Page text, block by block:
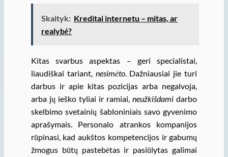
Skaityk: Kreditai internetu – mitas, ar
realybė?
Kitas svarbus aspektas – geri specialistai,
liaudiškai tariant, nesimėto. Dažniausiai jie turi
darbus ir apie kitas pozicijas arba negalvoja,
arba jų ieško tyliai ir ramiai,neužkišdamidarbo
skelbimo svetainių šabloniniais savo gyvenimo
aprašymais. Personalo atrankos kompanijos
rūpinasi, kad aukštos kompetencijos ir gabumų
žmogus būtų pastebėtas ir pasiūlytas galimai